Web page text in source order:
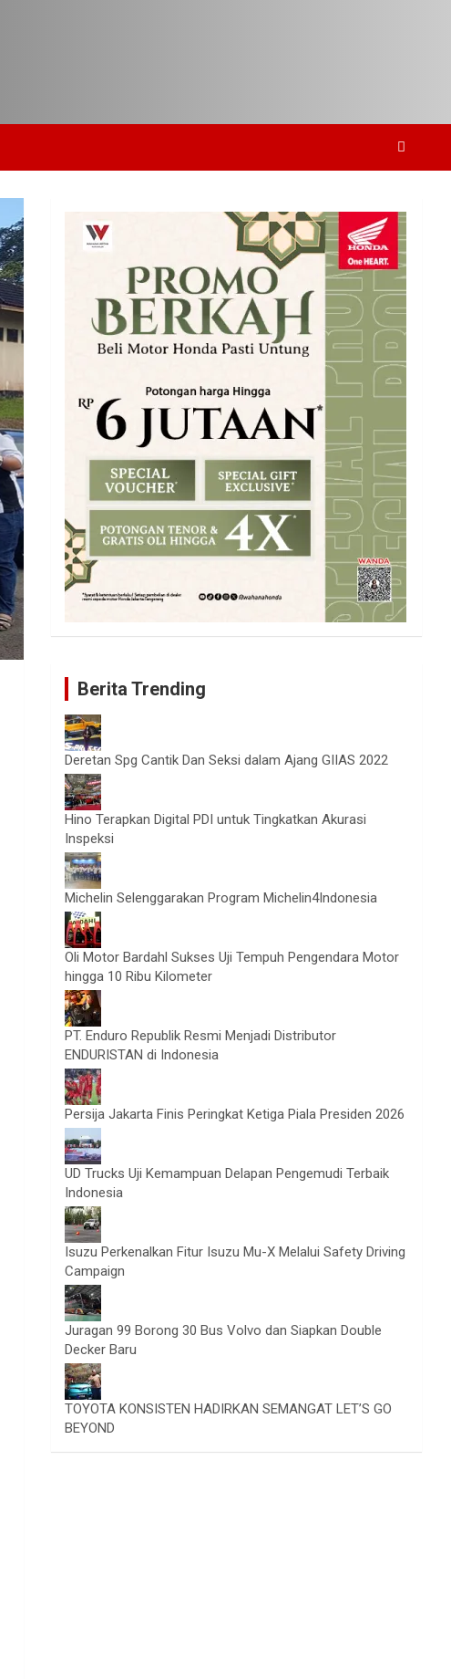
Berita Trending
Deretan Spg Cantik Dan Seksi dalam Ajang GIIAS 2022
Hino Terapkan Digital PDI untuk Tingkatkan Akurasi
Inspeksi
Michelin Selenggarakan Program Michelin4Indonesia
Oli Motor Bardahl Sukses Uji Tempuh Pengendara Motor
hingga 10 Ribu Kilometer
PT. Enduro Republik Resmi Menjadi Distributor
ENDURISTAN di Indonesia
Persija Jakarta Finis Peringkat Ketiga Piala Presiden 2026
UD Trucks Uji Kemampuan Delapan Pengemudi Terbaik
Indonesia
Isuzu Perkenalkan Fitur Isuzu Mu-X Melalui Safety Driving
Campaign
Juragan 99 Borong 30 Bus Volvo dan Siapkan Double
Decker Baru
TOYOTA KONSISTEN HADIRKAN SEMANGAT LET’S GO
BEYOND